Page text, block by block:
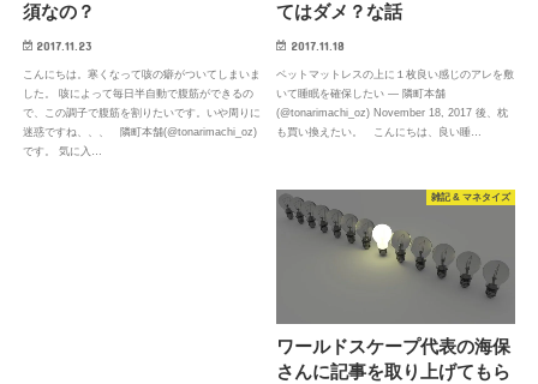
須なの？
2017.11.23
こんにちは。寒くなって咳の癖がついてしまいま
した。 咳によって毎日半自動で腹筋ができるの
で、この調子で腹筋を割りたいです。いや周りに
迷惑ですね、、、 隣町本舗(@tonarimachi_oz)
です。 気に入…
てはダメ？な話
2017.11.18
ベットマットレスの上に１枚良い感じのアレを敷
いて睡眠を確保したい — 隣町本舗
(@tonarimachi_oz) November 18, 2017 後、枕
も買い換えたい。 こんにちは、良い睡…
雑記 & マネタイズ
ワールドスケープ代表の海保
さんに記事を取り上げてもら